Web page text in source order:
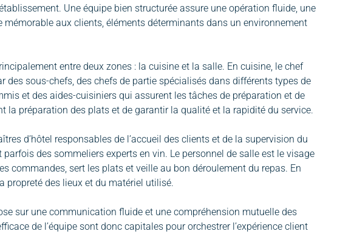
Une équipe bien structurée assure une opération fluide, une
aux clients, éléments déterminants dans un environnement
entre deux zones : la cuisine et la salle. En cuisine, le chef
des sous-chefs, des chefs de partie spécialisés dans différents types de
et des aides-cuisiniers qui assurent les tâches de préparation et de
la préparation des plats et de garantir la qualité et la rapidité du service.
d’hôtel responsables de l’accueil des clients et de la supervision du
des sommeliers experts en vin. Le personnel de salle est le visage
commandes, sert les plats et veille au bon déroulement du repas. En
propreté des lieux et du matériel utilisé.
sur une communication fluide et une compréhension mutuelle des
de l’équipe sont donc capitales pour orchestrer l’expérience client